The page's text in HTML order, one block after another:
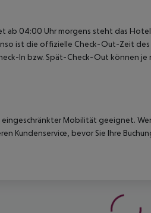
ab 04:00 Uhr morgens steht das
ist die offizielle Check-Out-Zeit
In bzw. Spät-Check-Out können
eingeschränkter Mobilität geeignet.
Kundenservice, bevor Sie Ihre